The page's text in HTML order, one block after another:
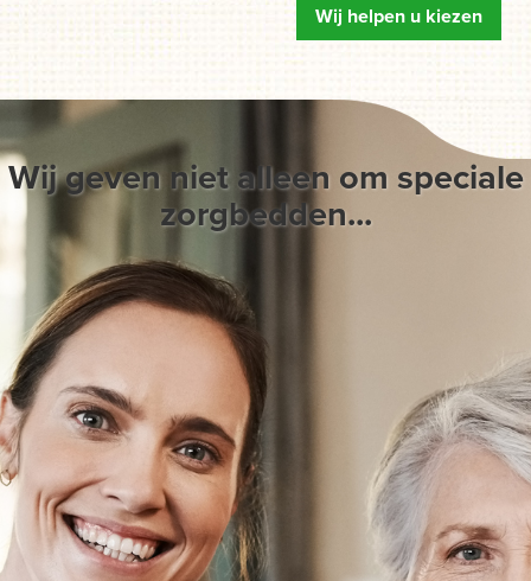
Wij helpen u kiezen
Wij geven niet alleen om speciale
zorgbedden...